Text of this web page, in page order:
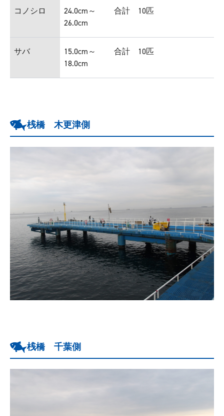
コノシロ
24.0cm～
26.0cm
合計 10匹
サバ
15.0cm～
18.0cm
合計 10匹
桟橋 木更津側
桟橋 千葉側